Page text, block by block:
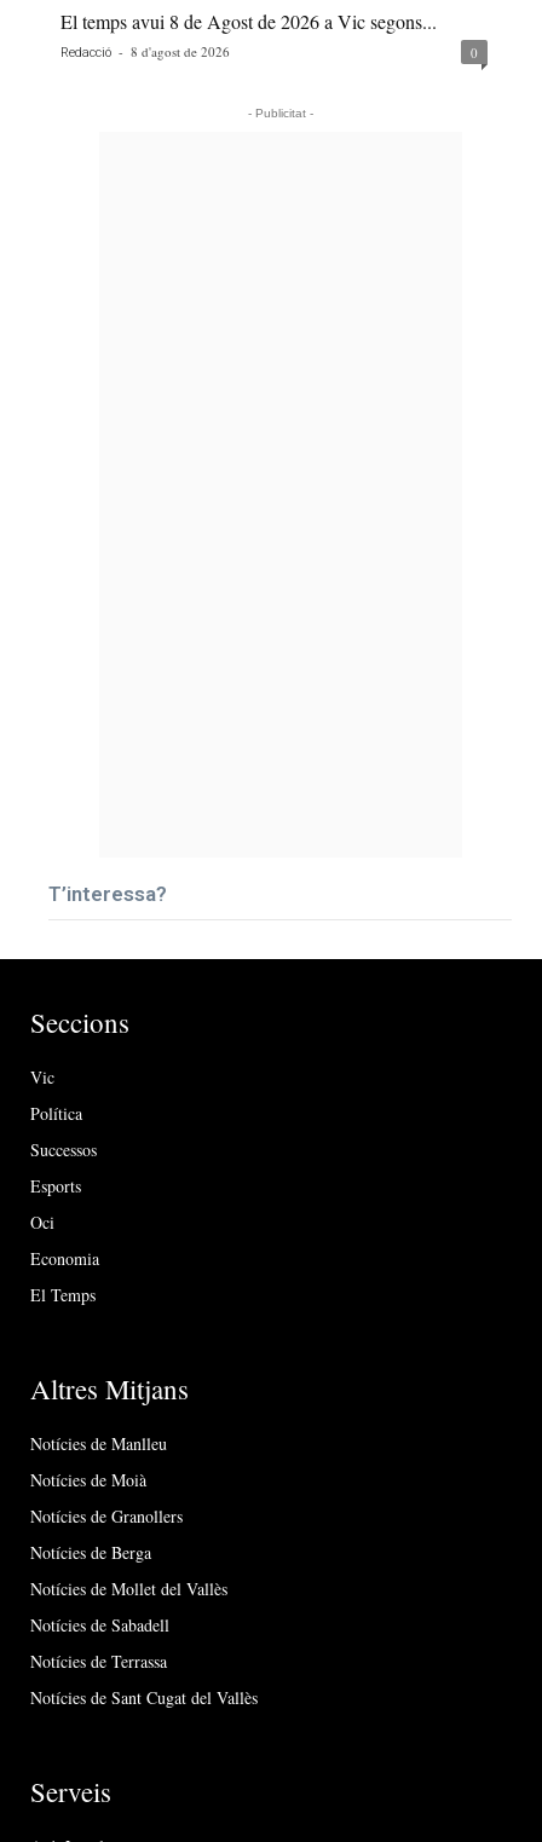
El temps avui 8 de Agost de 2026 a Vic segons...
Redacció - 8 d'agost de 2026 0
- Publicitat -
T’interessa?
Seccions
Vic
Política
Successos
Esports
Oci
Economia
El Temps
Altres Mitjans
Notícies de Manlleu
Notícies de Moià
Notícies de Granollers
Notícies de Berga
Notícies de Mollet del Vallès
Notícies de Sabadell
Notícies de Terrassa
Notícies de Sant Cugat del Vallès
Serveis